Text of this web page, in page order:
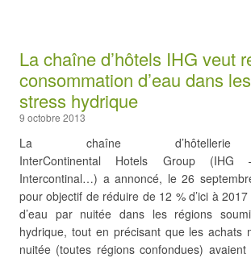
La chaîne d’hôtels IHG veut
consommation d’eau dans
stress hydrique
9 octobre 2013
La chaîne d’hôtellerie
InterContinental Hotels Group
Intercontinal…) a annoncé, le 26
pour objectif de réduire de 12 % d’ici à
d’eau par nuitée dans les régions
hydrique, tout en précisant que les achats
nuitée (toutes régions confondues)